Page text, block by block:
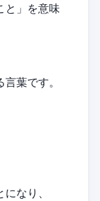
と」を意味
葉です。
なり、